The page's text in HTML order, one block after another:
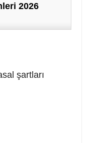
2026
şartları